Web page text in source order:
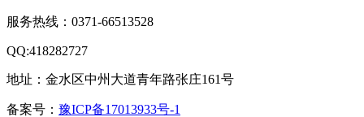
服务热线：0371-66513528
QQ:418282727
地址：金水区中州大道青年路张庄161号
备案号： 豫ICP备17013933号-1